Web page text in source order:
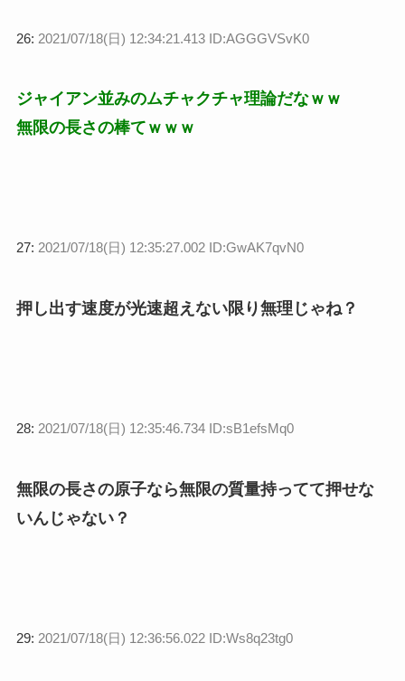
26: 2021/07/18(日) 12:34:21.413 ID:AGGGVSvK0
ジャイアン並みのムチャクチャ理論だなｗｗ
無限の長さの棒てｗｗｗ
27: 2021/07/18(日) 12:35:27.002 ID:GwAK7qvN0
押し出す速度が光速超えない限り無理じゃね？
28: 2021/07/18(日) 12:35:46.734 ID:sB1efsMq0
無限の長さの原子なら無限の質量持ってて押せな
いんじゃない？
29: 2021/07/18(日) 12:36:56.022 ID:Ws8q23tg0